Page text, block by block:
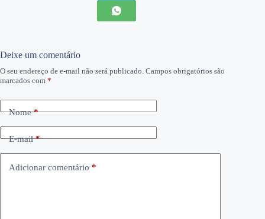
Deixe um comentário
O seu endereço de e-mail não será publicado. Campos obrigatórios são
marcados com *
Nome*
E-mail*
Adicionar comentário *